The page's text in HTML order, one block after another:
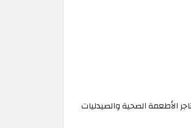
والتي قد تجدها أيضا في متاجر الأطعمة الصحية والصيدليات